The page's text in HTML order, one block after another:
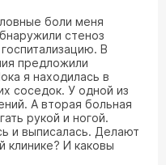
боли меня
стеноз
В
предложили
я находилась в
соседок. У одной из
А вторая больная
рукой и ногой.
и выписалась. Делают
клинике? И каковы